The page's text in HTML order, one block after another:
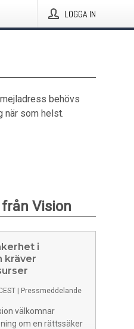
LOGGA IN
behövs
när som helst.
Vision
i
kräver
Pressmeddelande
välkomnar
om en rättssäker